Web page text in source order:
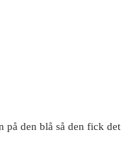
på den blå så den fick det